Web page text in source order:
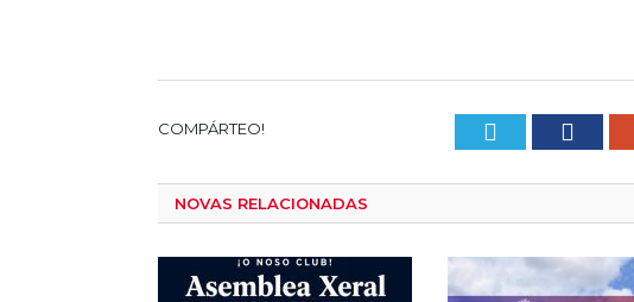
COMPÁRTEO! Twitter
NOVAS RELACIONADAS